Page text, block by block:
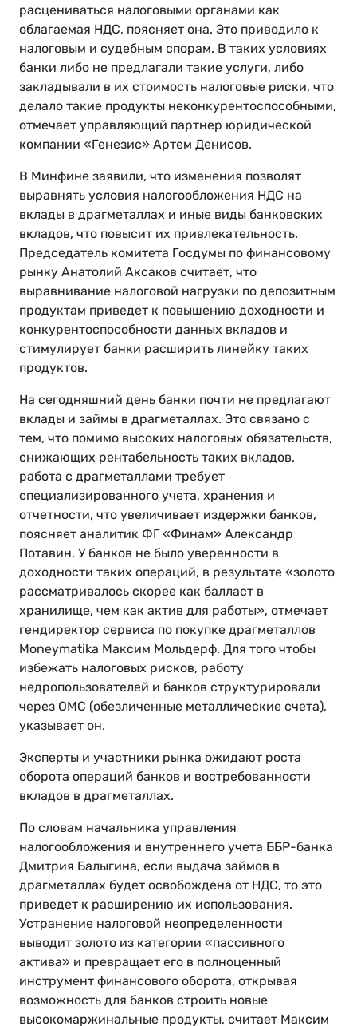
расцениваться налоговыми органами как
облагаемая НДС, поясняет она. Это приводило к
налоговым и судебным спорам. В таких условиях
банки либо не предлагали такие услуги, либо
закладывали в их стоимость налоговые риски, что
делало такие продукты неконкурентоспособными,
отмечает управляющий партнер юридической
компании «Генезис» Артем Денисов.
В Минфине заявили, что изменения позволят
выравнять условия налогообложения НДС на
вклады в драгметаллах и иные виды банковских
вкладов, что повысит их привлекательность.
Председатель комитета Госдумы по финансовому
рынку Анатолий Аксаков считает, что
выравнивание налоговой нагрузки по депозитным
продуктам приведет к повышению доходности и
конкурентоспособности данных вкладов и
стимулирует банки расширить линейку таких
продуктов.
На сегодняшний день банки почти не предлагают
вклады и займы в драгметаллах. Это связано с
тем, что помимо высоких налоговых обязательств,
снижающих рентабельность таких вкладов,
работа с драгметаллами требует
специализированного учета, хранения и
отчетности, что увеличивает издержки банков,
поясняет аналитик ФГ «Финам» Александр
Потавин. У банков не было уверенности в
доходности таких операций, в результате «золото
рассматривалось скорее как балласт в
хранилище, чем как актив для работы», отмечает
гендиректор сервиса по покупке драгметаллов
Moneymatika Максим Мольдерф. Для того чтобы
избежать налоговых рисков, работу
недропользователей и банков структурировали
через ОМС (обезличенные металлические счета),
указывает он.
Эксперты и участники рынка ожидают роста
оборота операций банков и востребованности
вкладов в драгметаллах.
По словам начальника управления
налогообложения и внутреннего учета ББР-банка
Дмитрия Балыгина, если выдача займов в
драгметаллах будет освобождена от НДС, то это
приведет к расширению их использования.
Устранение налоговой неопределенности
выводит золото из категории «пассивного
актива» и превращает его в полноценный
инструмент финансового оборота, открывая
возможность для банков строить новые
высокомаржинальные продукты, считает Максим